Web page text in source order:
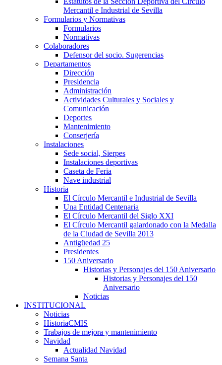
Mercantil e Industrial de Sevilla
Formularios y Normativas
Formularios
Normativas
Colaboradores
Defensor del socio. Sugerencias
Departamentos
Dirección
Presidencia
Administración
Actividades Culturales y Sociales y
Comunicación
Deportes
Mantenimiento
Conserjería
Instalaciones
Sede social, Sierpes
Instalaciones deportivas
Caseta de Feria
Nave industrial
Historia
El Círculo Mercantil e Industrial de Sevilla
Una Entidad Centenaria
El Círculo Mercantil del Siglo XXI
El Círculo Mercantil galardonado con la Medalla
de la Ciudad de Sevilla 2013
Antigüedad 25
Presidentes
150 Aniversario
Historias y Personajes del 150 Aniversario
Historias y Personajes del 150
Aniversario
Noticias
INSTITUCIONAL
Noticias
HistoriaCMIS
Trabajos de mejora y mantenimiento
Navidad
Actualidad Navidad
Semana Santa